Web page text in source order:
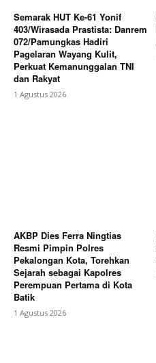
Semarak HUT Ke-61 Yonif
403/Wirasada Prastista: Danrem
072/Pamungkas Hadiri
Pagelaran Wayang Kulit,
Perkuat Kemanunggalan TNI
dan Rakyat
1 Agustus 2026
AKBP Dies Ferra Ningtias
Resmi Pimpin Polres
Pekalongan Kota, Torehkan
Sejarah sebagai Kapolres
Perempuan Pertama di Kota
Batik
1 Agustus 2026